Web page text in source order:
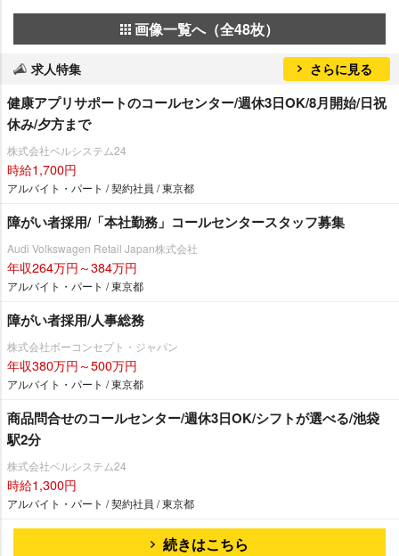
画像一覧へ（全48枚）
求人特集 さらに見る
健康アプリサポートのコールセンター/週休3日OK/8月開始/日祝
休み/夕方まで
株式会社ベルシステム24
時給1,700円
アルバイト・パート / 契約社員 / 東京都
障がい者採用/「本社勤務」コールセンタースタッフ募集
Audi Volkswagen Retail Japan株式会社
年収264万円～384万円
アルバイト・パート / 東京都
障がい者採用/人事総務
株式会社ボーコンセプト・ジャパン
年収380万円～500万円
アルバイト・パート / 東京都
商品問合せのコールセンター/週休3日OK/シフトが選べる/池袋
駅2分
株式会社ベルシステム24
時給1,300円
アルバイト・パート / 契約社員 / 東京都
続きはこちら